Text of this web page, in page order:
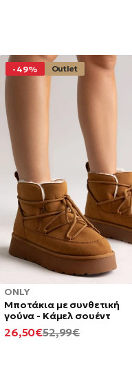
ONLY
Μποτάκια με συνθετική
γούνα - Κάμελ σουέντ
-49% Outlet
ΚΑΝΟΝΙΚΉ
52,99€
ΕΛΆΧΙΣΤΗ
26,50€